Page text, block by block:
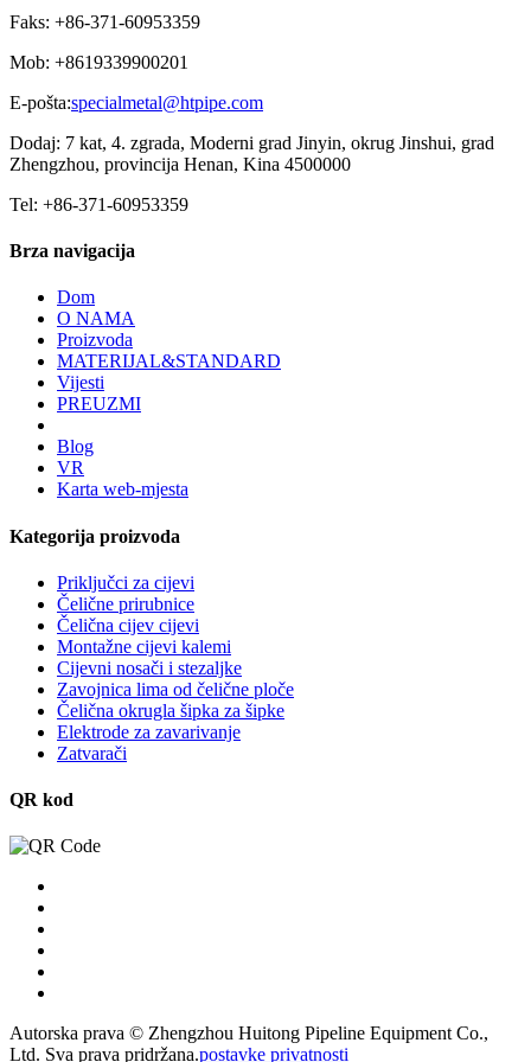
Faks: +86-371-60953359
Mob: +8619339900201
E-pošta:specialmetal@htpipe.com
Dodaj: 7 kat, 4. zgrada, Moderni grad Jinyin, okrug Jinshui, grad
Zhengzhou, provincija Henan, Kina 4500000
Tel: +86-371-60953359
Brza navigacija
Dom
O NAMA
Proizvoda
MATERIJAL&STANDARD
Vijesti
PREUZMI
Blog
VR
Karta web-mjesta
Kategorija proizvoda
Priključci za cijevi
Čelične prirubnice
Čelična cijev cijevi
Montažne cijevi kalemi
Cijevni nosači i stezaljke
Zavojnica lima od čelične ploče
Čelična okrugla šipka za šipke
Elektrode za zavarivanje
Zatvarači
QR kod
Autorska prava © Zhengzhou Huitong Pipeline Equipment Co.,
Ltd. Sva prava pridržana.postavke privatnosti